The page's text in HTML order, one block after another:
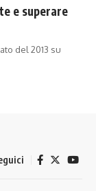
e superare
del 2013 su